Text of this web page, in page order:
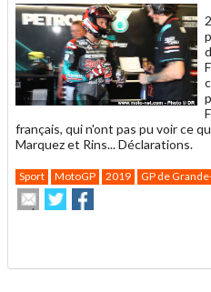
français, qui n'ont pas pu voir ce
Marquez et Rins... Déclarations.
Sport MotoGP 2019 GP de
Envoyer
cet
ami
Partager
sur
sur